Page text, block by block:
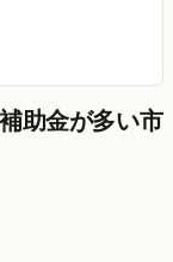
補助金が多い市